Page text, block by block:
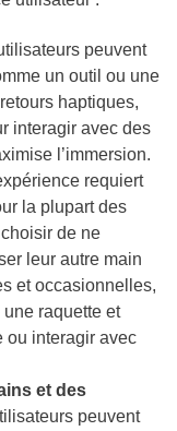
peuvent
un outil ou une
haptiques,
interagir avec des
l’immersion.
requiert
la plupart des
de ne
leur autre main
et occasionnelles,
raquette et
ou interagir avec
et des
peuvent